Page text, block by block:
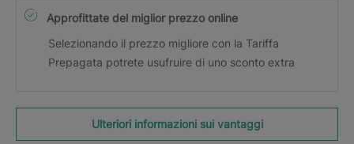
Approfittate del miglior prezzo online
Selezionando il prezzo migliore con la Tariffa
Prepagata potrete usufruire di uno sconto extra
Ulteriori informazioni sui vantaggi